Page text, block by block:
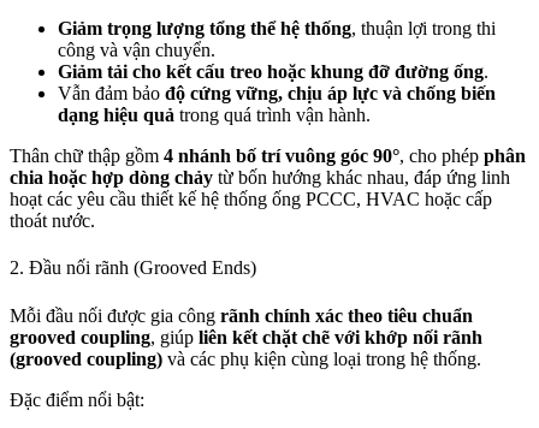
Giảm trọng lượng tổng thể hệ thống, thuận lợi trong thi
công và vận chuyển.
Giảm tải cho kết cấu treo hoặc khung đỡ đường ống.
Vẫn đảm bảo độ cứng vững, chịu áp lực và chống biến
dạng hiệu quả trong quá trình vận hành.
Thân chữ thập gồm 4 nhánh bố trí vuông góc 90°, cho phép phân
chia hoặc hợp dòng chảy từ bốn hướng khác nhau, đáp ứng linh
hoạt các yêu cầu thiết kế hệ thống ống PCCC, HVAC hoặc cấp
thoát nước.
2. Đầu nối rãnh (Grooved Ends)
Mỗi đầu nối được gia công rãnh chính xác theo tiêu chuẩn
grooved coupling, giúp liên kết chặt chẽ với khớp nối rãnh
(grooved coupling) và các phụ kiện cùng loại trong hệ thống.
Đặc điểm nổi bật: